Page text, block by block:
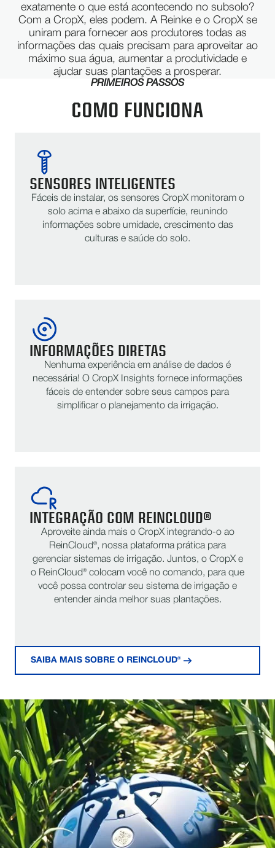
exatamente o que está acontecendo no subsolo?
Com a CropX, eles podem. A Reinke e o CropX se
uniram para fornecer aos produtores todas as
informações das quais precisam para aproveitar ao
máximo sua água, aumentar a produtividade e
ajudar suas plantações a prosperar.
PRIMEIROS PASSOS
COMO FUNCIONA
SENSORES INTELIGENTES
Fáceis de instalar, os sensores CropX monitoram o
solo acima e abaixo da superfície, reunindo
informações sobre umidade, crescimento das
culturas e saúde do solo.
INFORMAÇÕES DIRETAS
Nenhuma experiência em análise de dados é
necessária! O CropX Insights fornece informações
fáceis de entender sobre seus campos para
simplificar o planejamento da irrigação.
INTEGRAÇÃO COM REINCLOUD®
Aproveite ainda mais o CropX integrando-o ao
ReinCloud®, nossa plataforma prática para
gerenciar sistemas de irrigação. Juntos, o CropX e
o ReinCloud® colocam você no comando, para que
você possa controlar seu sistema de irrigação e
entender ainda melhor suas plantações.
SAIBA MAIS SOBRE O REINCLOUD®